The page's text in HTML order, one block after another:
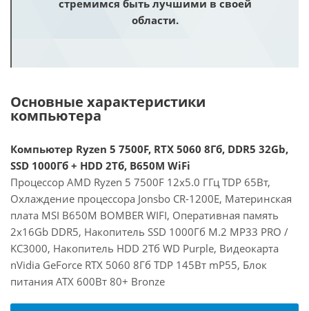
стремимся быть лучшими в своей
области.
Основные характеристики
компьютера
Компьютер Ryzen 5 7500F, RTX 5060 8Гб, DDR5 32Gb,
SSD 1000Гб + HDD 2Тб, B650M WiFi
Процессор AMD Ryzen 5 7500F 12x5.0 ГГц TDP 65Вт,
Охлаждение процессора Jonsbo CR-1200E, Материнская
плата MSI B650M BOMBER WIFI, Оперативная память
2x16Gb DDR5, Накопитель SSD 1000Гб M.2 MP33 PRO /
KC3000, Накопитель HDD 2Тб WD Purple, Видеокарта
nVidia GeForce RTX 5060 8Гб TDP 145Вт mP55, Блок
питания ATX 600Вт 80+ Bronze